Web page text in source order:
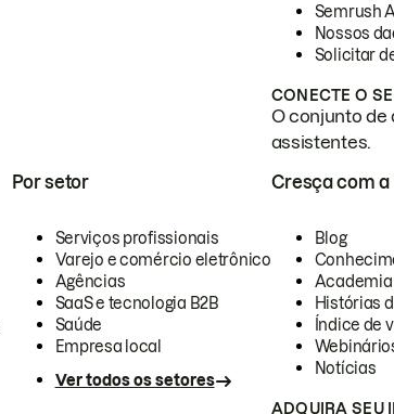
Semrush
Nossos
Solicitar
CONECTE O
O conjunto de
assistentes.
Por setor
Serviços profissionais
Varejo e comércio eletrônico
Agências
SaaS e tecnologia B2B
Saúde
Empresa local
Ver todos os setores
Cresça com a
Blog
Academia
Histórias
Índice de
Notícias
ADQUIRA SEU